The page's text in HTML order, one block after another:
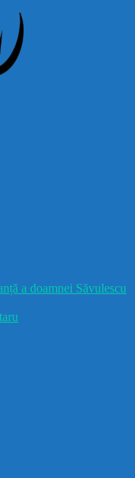
a doamnei Săvulescu